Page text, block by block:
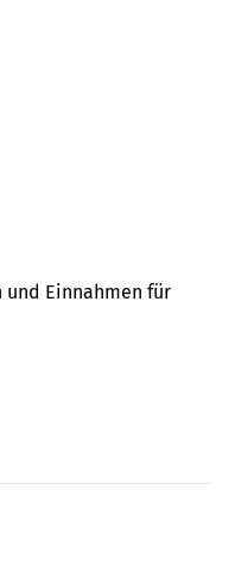
und Ein­nahmen für